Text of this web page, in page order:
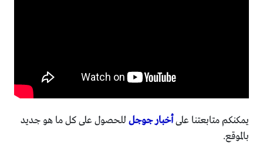
يمكنكم متابعتنا علىأخبار جوجلللحصول على كل ما هو جديد
بالموقع.